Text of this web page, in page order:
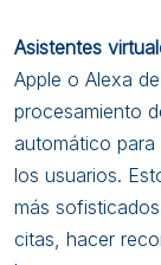
Asistentes
Apple o Alexa
procesamiento
automático
los usuarios.
más
citas, hacer